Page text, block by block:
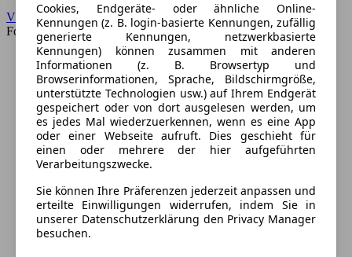
VW
Forum
Cookies, Endgeräte- oder ähnliche Online-
Kennungen (z. B. login-basierte Kennungen, zufällig
generierte Kennungen, netzwerkbasierte
Kennungen) können zusammen mit anderen
Informationen (z. B. Browsertyp und
Browserinformationen, Sprache, Bildschirmgröße,
unterstützte Technologien usw.) auf Ihrem Endgerät
gespeichert oder von dort ausgelesen werden, um
es jedes Mal wiederzuerkennen, wenn es eine App
oder einer Webseite aufruft. Dies geschieht für
einen oder mehrere der hier aufgeführten
Verarbeitungszwecke.
Sie können Ihre Präferenzen jederzeit anpassen und
erteilte Einwilligungen widerrufen, indem Sie in
unserer Datenschutzerklärung den Privacy Manager
besuchen.